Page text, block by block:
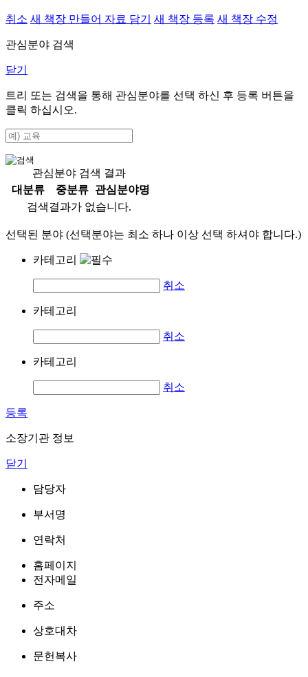
취소 새 책장 만들어 자료 담기 새 책장 등록 새 책장 수정
관심분야 검색
닫기
트리 또는 검색을 통해 관심분야를 선택 하신 후 등록 버튼을
클릭 하십시오.
관심분야 검색 결과
대분류
중분류
관심분야명
검색결과가 없습니다.
선택된 분야 (선택분야는 최소 하나 이상 선택 하셔야 합니다.)
카테고리
취소
카테고리
취소
카테고리
취소
등록
소장기관 정보
닫기
담당자
부서명
연락처
홈페이지
전자메일
주소
상호대차
문헌복사